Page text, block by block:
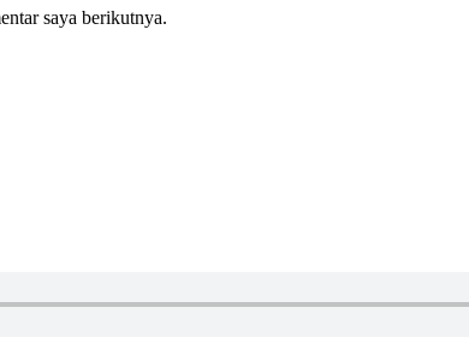
saya berikutnya.